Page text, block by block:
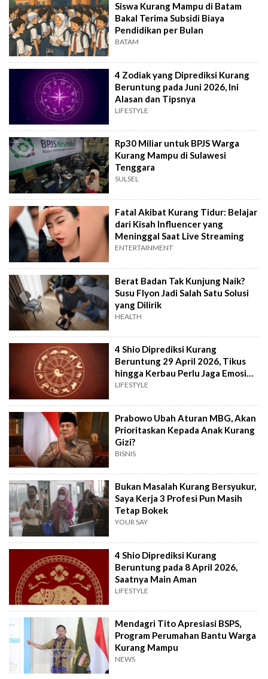
Siswa Kurang Mampu di Batam
Bakal Terima Subsidi Biaya
Pendidikan per Bulan
BATAM
4 Zodiak yang Diprediksi Kurang
Beruntung pada Juni 2026, Ini
Alasan dan Tipsnya
LIFESTYLE
Rp30 Miliar untuk BPJS Warga
Kurang Mampu di Sulawesi
Tenggara
SULSEL
Fatal Akibat Kurang Tidur: Belajar
dari Kisah Influencer yang
Meninggal Saat Live Streaming
ENTERTAINMENT
Berat Badan Tak Kunjung Naik?
Susu Flyon Jadi Salah Satu Solusi
yang Dilirik
HEALTH
4 Shio Diprediksi Kurang
Beruntung 29 April 2026, Tikus
hingga Kerbau Perlu Jaga Emosi
dan Dompet!
LIFESTYLE
Prabowo Ubah Aturan MBG, Akan
Prioritaskan Kepada Anak Kurang
Gizi?
BISNIS
Bukan Masalah Kurang Bersyukur,
Saya Kerja 3 Profesi Pun Masih
Tetap Bokek
YOUR SAY
4 Shio Diprediksi Kurang
Beruntung pada 8 April 2026,
Saatnya Main Aman
LIFESTYLE
Mendagri Tito Apresiasi BSPS,
Program Perumahan Bantu Warga
Kurang Mampu
NEWS